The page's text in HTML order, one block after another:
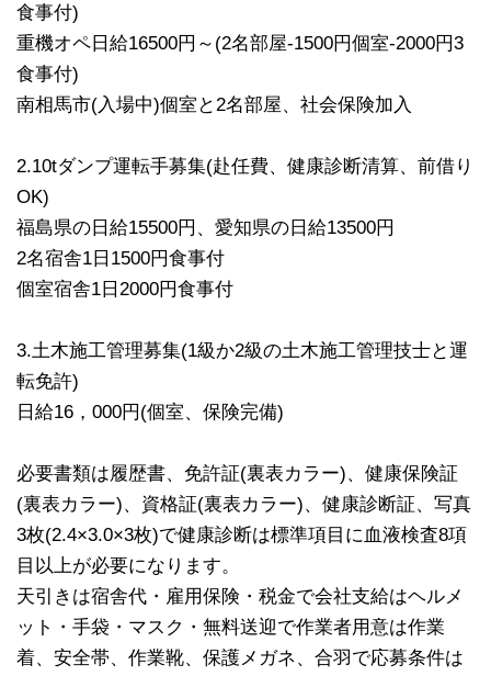
食事付)
重機オペ日給16500円～(2名部屋-1500円個室-2000円3
食事付)
南相馬市(入場中)個室と2名部屋、社会保険加入
2.10tダンプ運転手募集(赴任費、健康診断清算、前借り
OK)
福島県の日給15500円、愛知県の日給13500円
2名宿舎1日1500円食事付
個室宿舎1日2000円食事付
3.土木施工管理募集(1級か2級の土木施工管理技士と運
転免許)
日給16，000円(個室、保険完備)
必要書類は履歴書、免許証(裏表カラー)、健康保険証
(裏表カラー)、資格証(裏表カラー)、健康診断証、写真
3枚(2.4×3.0×3枚)で健康診断は標準項目に血液検査8項
目以上が必要になります。
天引きは宿舎代・雇用保険・税金で会社支給はヘルメ
ット・手袋・マスク・無料送迎で作業者用意は作業
着、安全帯、作業靴、保護メガネ、合羽で応募条件は